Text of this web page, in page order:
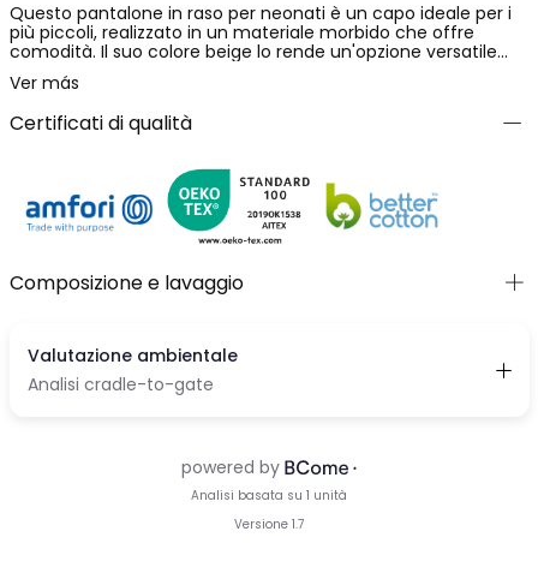
Questo pantalone in raso per neonati è un capo ideale per i
più piccoli, realizzato in un materiale morbido che offre
comodità. Il suo colore beige lo rende un'opzione versatile
adatta a diverse occasioni. È disponibile in una gamma
continua di taglie da 6 mesi a 8 anni, rendendolo adatto alla
crescita del tuo piccolo. Perfetto per abbinare con magliette
dai colori vivaci o maglioncini leggeri, questo pantalone è
Ver más
Certificati di qualità
Composizione e lavaggio